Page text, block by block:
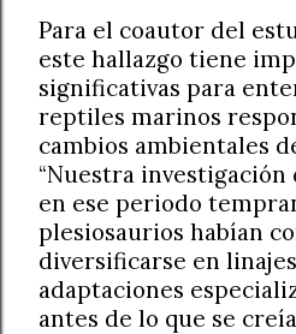
Para el coautor del
este hallazgo tiene
significativas para
reptiles marinos
cambios ambientales
“Nuestra investigación
en ese periodo
plesiosaurios habían
diversificarse en
adaptaciones
antes de lo que se